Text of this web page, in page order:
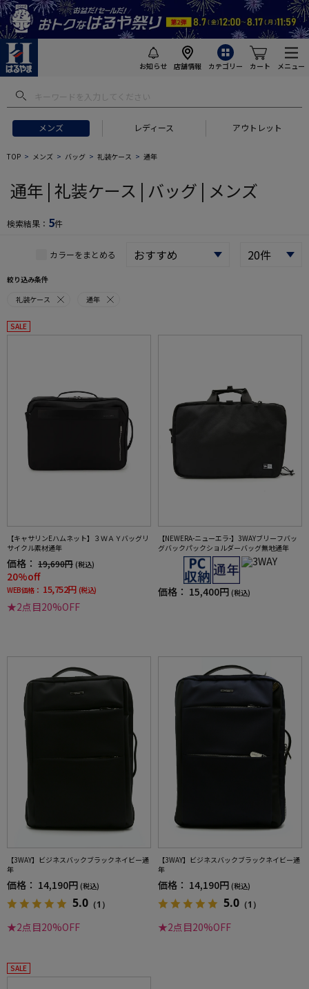
お知らせ 店舗情報 カテゴリー カート メニュー
メンズ レディース アウトレット
フトにおすすめ #セットアップ スーツ
TOP メンズ バッグ 礼装ケース 通年
通年 | 礼装ケース | バッグ | メンズ
検索結果： 5件
カラーをまとめる
絞り込み条件
礼装ケース
通年
SALE
【キャサリンEハムネット】３ＷＡＹバッグリ
サイクル素材通年
価格： 19,690円 (税込)
20%off
WEB価格： 15,752円 (税込)
★2点目20%OFF
【NEWERA-ニューエラ-】3WAYブリーフバッ
グバックパックショルダーバッグ無地通年
価格： 15,400円 (税込)
【3WAY】ビジネスバックブラックネイビー通
年
価格： 14,190円 (税込)
5.0 （1）
★2点目20%OFF
【3WAY】ビジネスバックブラックネイビー通
年
価格： 14,190円 (税込)
5.0 （1）
★2点目20%OFF
SALE